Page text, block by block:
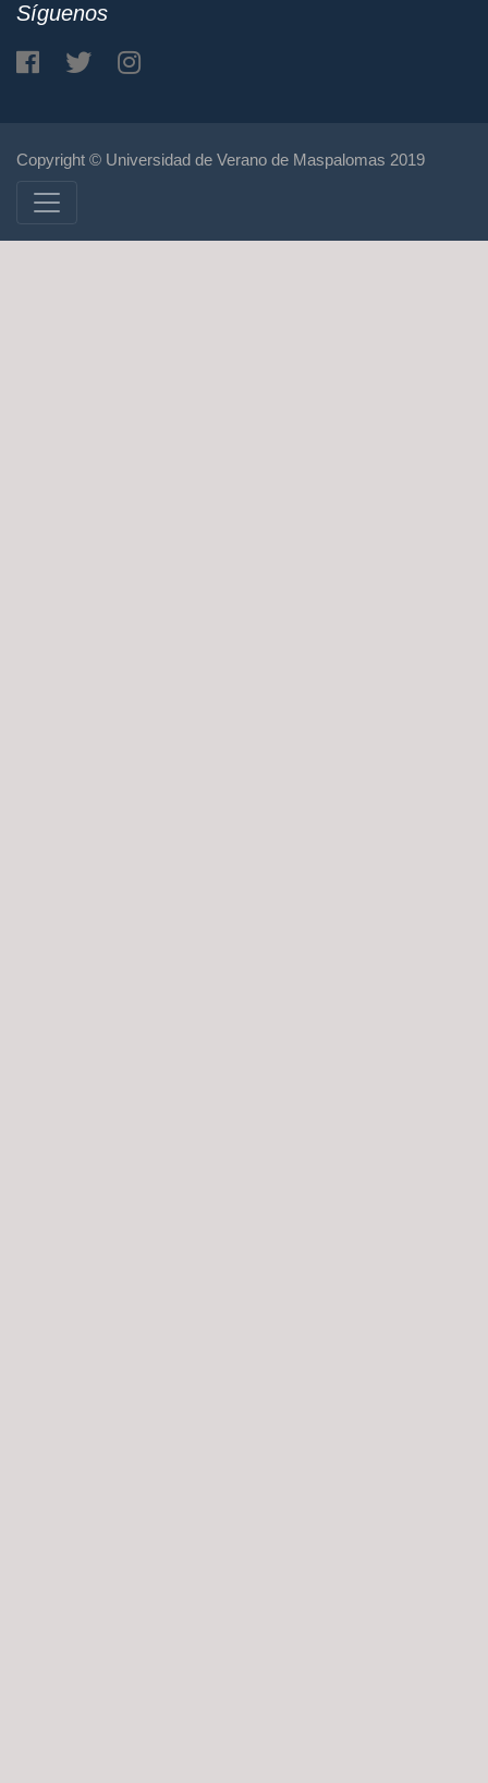
Síguenos
Copyright © Universidad de Verano de Maspalomas 2019